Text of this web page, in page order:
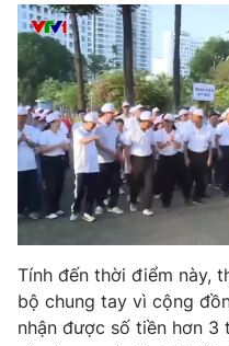
Học trực tuyến
Hitech Công nghệ tương
Sản phẩm
Thị trường
Tư vấn
Giao lưu trực tuyến
Lịch phát sóng
Chuyên mục khác
Photo
Tính đến thời điểm này,
bộ chung tay vì cộng
nhận được số tiền hơn